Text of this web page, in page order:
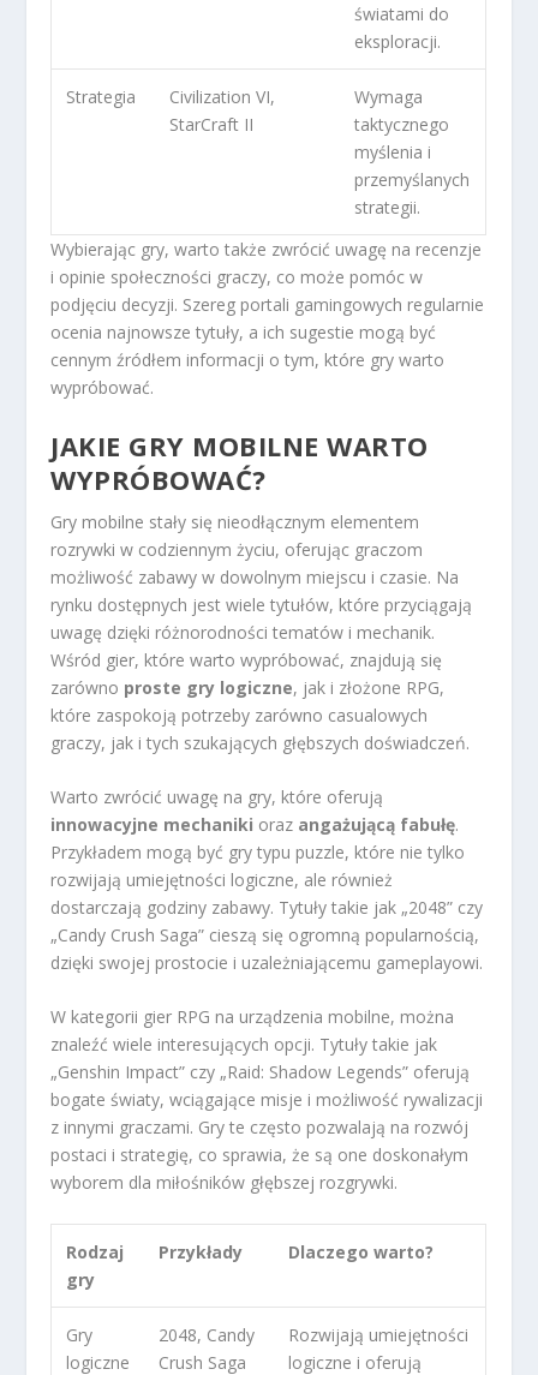
światami do
eksploracji.
Strategia
Civilization VI,
StarCraft II
Wymaga
taktycznego
myślenia i
przemyślanych
strategii.
Wybierając gry, warto także zwrócić uwagę na recenzje
i opinie społeczności graczy, co może pomóc w
podjęciu decyzji. Szereg portali gamingowych regularnie
ocenia najnowsze tytuły, a ich sugestie mogą być
cennym źródłem informacji o tym, które gry warto
wypróbować.
JAKIE GRY MOBILNE WARTO
WYPRÓBOWAĆ?
Gry mobilne stały się nieodłącznym elementem
rozrywki w codziennym życiu, oferując graczom
możliwość zabawy w dowolnym miejscu i czasie. Na
rynku dostępnych jest wiele tytułów, które przyciągają
uwagę dzięki różnorodności tematów i mechanik.
Wśród gier, które warto wypróbować, znajdują się
zarówno proste gry logiczne, jak i złożone RPG,
które zaspokoją potrzeby zarówno casualowych
graczy, jak i tych szukających głębszych doświadczeń.
Warto zwrócić uwagę na gry, które oferują
innowacyjne mechaniki oraz angażującą fabułę.
Przykładem mogą być gry typu puzzle, które nie tylko
rozwijają umiejętności logiczne, ale również
dostarczają godziny zabawy. Tytuły takie jak „2048” czy
„Candy Crush Saga” cieszą się ogromną popularnością,
dzięki swojej prostocie i uzależniającemu gameplayowi.
W kategorii gier RPG na urządzenia mobilne, można
znaleźć wiele interesujących opcji. Tytuły takie jak
„Genshin Impact” czy „Raid: Shadow Legends” oferują
bogate światy, wciągające misje i możliwość rywalizacji
z innymi graczami. Gry te często pozwalają na rozwój
postaci i strategię, co sprawia, że są one doskonałym
wyborem dla miłośników głębszej rozgrywki.
Rodzaj
gry
Przykłady Dlaczego warto?
Gry
logiczne
2048, Candy
Crush Saga
Rozwijają umiejętności
logiczne i oferują